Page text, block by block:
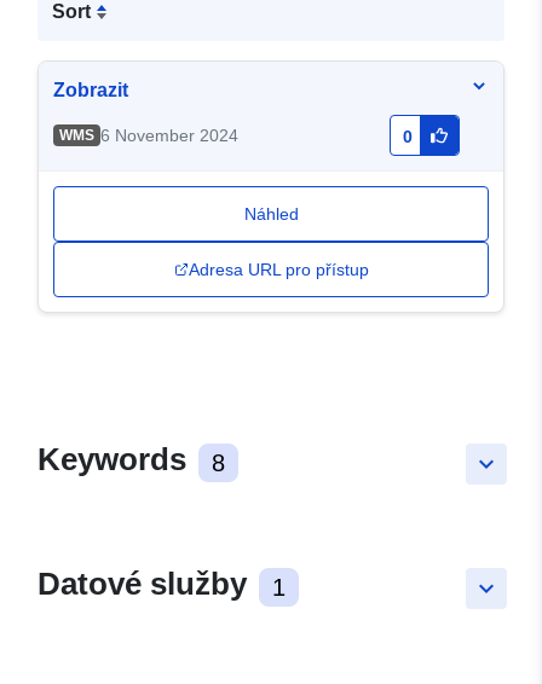
Sort
Zobrazit
WMS 6 November 2024 0
Náhled
Adresa URL pro přístup
keyboard_arrow_down
Keywords 8
keyboard_arrow_down
Datové služby 1